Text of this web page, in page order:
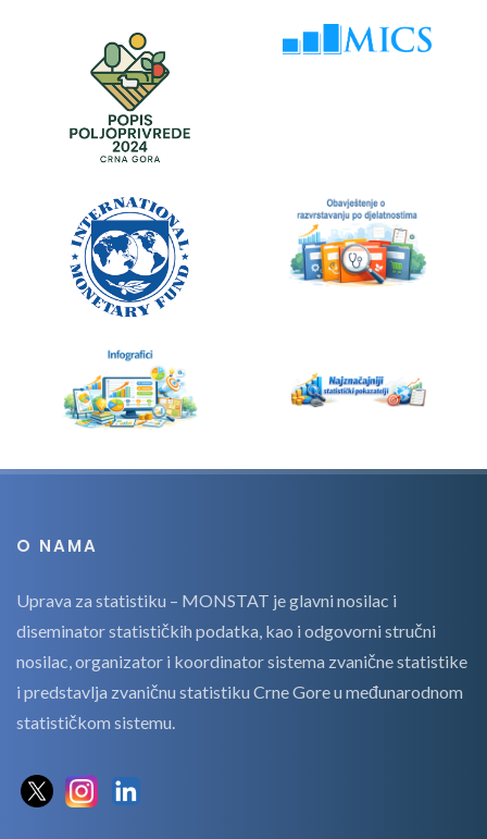
O NAMA
Uprava za statistiku – MONSTAT je glavni nosilac i
diseminator statističkih podatka, kao i odgovorni stručni
nosilac, organizator i koordinator sistema zvanične statistike
i predstavlja zvaničnu statistiku Crne Gore u međunarodnom
statističkom sistemu.